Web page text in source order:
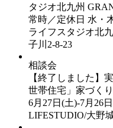
タジオ北九州
常時／定休日 水・
ライフスタジオ北
子川2-8-23
相談会
【終了しました】
世帯住宅」家づく
6月27日(土)-7月26
LIFESTUDIO/大野